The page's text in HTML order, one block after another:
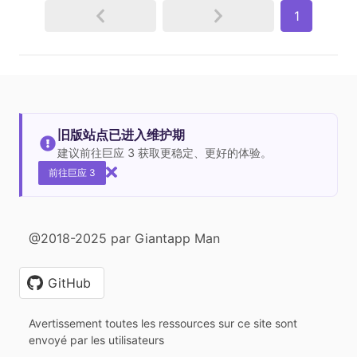
1
旧版站点已进入维护期
建议前往巨应 3 获取更稳定、更好的体验。
前往巨应 3
@2018-2025 par Giantapp Man
GitHub
Avertissement toutes les ressources sur ce site sont
envoyé par les utilisateurs